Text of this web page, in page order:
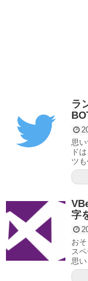
ラ
思
ド
ツ
字
お
ス
思